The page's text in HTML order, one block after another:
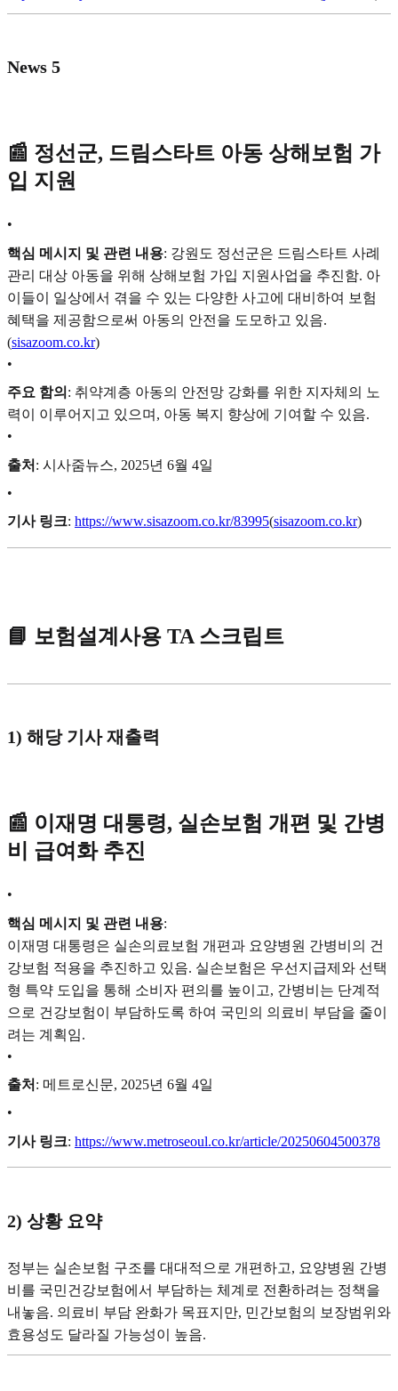
News 5
📰 정선군, 드림스타트 아동 상해보험 가
입 지원
•
핵심 메시지 및 관련 내용: 강원도 정선군은 드림스타트 사례
관리 대상 아동을 위해 상해보험 가입 지원사업을 추진함. 아
이들이 일상에서 겪을 수 있는 다양한 사고에 대비하여 보험
혜택을 제공함으로써 아동의 안전을 도모하고 있음.
(sisazoom.co.kr)
•
주요 함의 : 취약계층 아동의 안전망 강화를 위한 지자체의 노
력이 이루어지고 있으며, 아동 복지 향상에 기여할 수 있음.
•
출처 : 시사줌뉴스, 2025년 6월 4일
•
기사 링크: https://www.sisazoom.co.kr/83995(sisazoom.co.kr)
📘 보험설계사용 TA 스크립트
1) 해당 기사 재출력
📰 이재명 대통령, 실손보험 개편 및 간병
비 급여화 추진
•
핵심 메시지 및 관련 내용:
이재명 대통령은 실손의료보험 개편과 요양병원 간병비의 건
강보험 적용을 추진하고 있음. 실손보험은 우선지급제와 선택
형 특약 도입을 통해 소비자 편의를 높이고, 간병비는 단계적
으로 건강보험이 부담하도록 하여 국민의 의료비 부담을 줄이
려는 계획임.
•
출처 : 메트로신문, 2025년 6월 4일
•
기사 링크: https://www.metroseoul.co.kr/article/20250604500378
2) 상황 요약
정부는 실손보험 구조를 대대적으로 개편하고, 요양병원 간병
비를 국민건강보험에서 부담하는 체계로 전환하려는 정책을
내놓음. 의료비 부담 완화가 목표지만, 민간보험의 보장범위와
효용성도 달라질 가능성이 높음.